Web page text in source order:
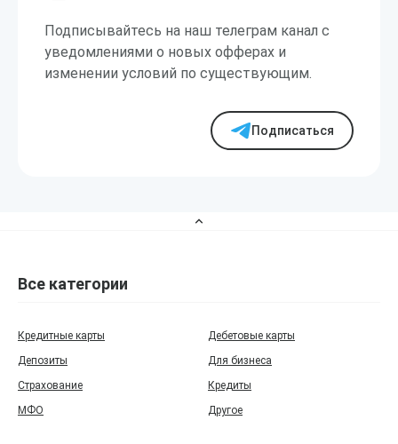
Подписывайтесь на наш телеграм канал с
уведомлениями о новых офферах и
изменении условий по существующим.
Подписаться
Все категории
Кредитные карты
Дебетовые карты
Депозиты
Для бизнеса
Страхование
Кредиты
МФО
Другое